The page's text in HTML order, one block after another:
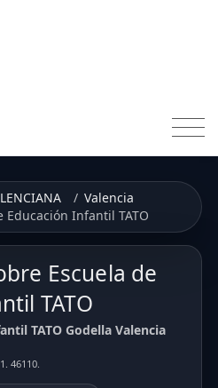
Valencia
Educación Infantil TATO
Escuela de
TATO
TATO Godella Valencia
46110.